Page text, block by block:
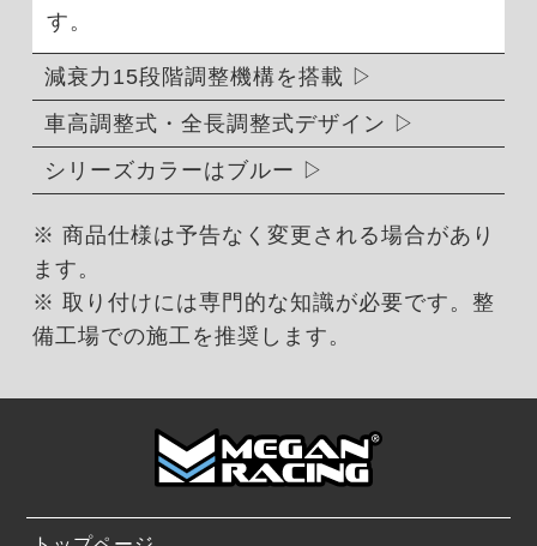
す。
減衰力15段階調整機構を搭載
車高調整式・全長調整式デザイン
シリーズカラーはブルー
※ 商品仕様は予告なく変更される場合があり
ます。
※ 取り付けには専門的な知識が必要です。整
備工場での施工を推奨します。